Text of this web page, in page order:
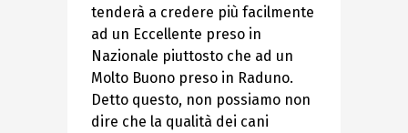
tenderà a credere più facilmente
ad un Eccellente preso in
Nazionale piuttosto che ad un
Molto Buono preso in Raduno.
Detto questo, non possiamo non
dire che la qualità dei cani